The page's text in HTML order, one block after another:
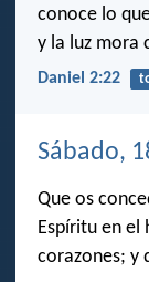
conoce lo
y la luz mora
Daniel 2:22
Sábado,
Que os
Espíritu en
corazones; y